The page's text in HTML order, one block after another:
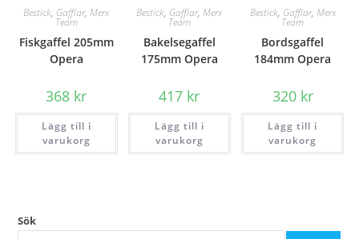
Bestick, Gafflar,Merx
Team
Fiskgaffel 205mm
Opera
368 kr
Lägg till i
varukorg
Bestick, Gafflar,Merx
Team
Bakelsegaffel
175mm Opera
417 kr
Lägg till i
varukorg
Bestick, Gafflar, Merx
Team
Bordsgaffel
184mm Opera
320 kr
Lägg till i
varukorg
Sök